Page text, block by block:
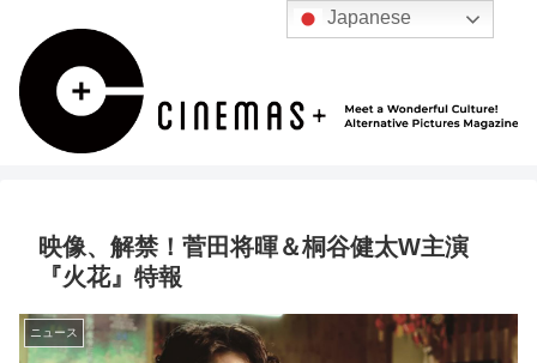
映像、解禁！菅田将暉＆桐谷健太W主演
『火花』特報
ニュース
Japanese